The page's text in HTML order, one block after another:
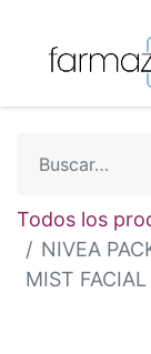
Todos los
NIVEA
MIST